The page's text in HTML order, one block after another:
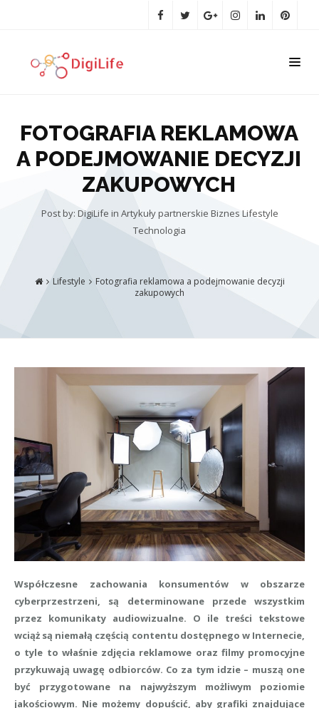
FOTOGRAFIA REKLAMOWA
A PODEJMOWANIE DECYZJI
ZAKUPOWYCH
Post by: DigiLife in Artykuły partnerskie Biznes Lifestyle
Technologia
Lifestyle
Fotografia reklamowa a podejmowanie decyzji
zakupowych
Współczesne zachowania konsumentów w obszarze
cyberprzestrzeni, są determinowane przede wszystkim
przez komunikaty audiowizualne. O ile treści tekstowe
wciąż są niemałą częścią contentu dostępnego w Internecie,
o tyle to właśnie zdjęcia reklamowe oraz filmy promocyjne
przykuwają uwagę odbiorców. Co za tym idzie – muszą one
być przygotowane na najwyższym możliwym poziomie
jakościowym. Nie możemy dopuścić, aby grafiki znajdujące